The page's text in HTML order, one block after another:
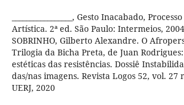
_________________, Gesto Inacabado,
Artística. 2ª ed. São Paulo: Intermeios,
SOBRINHO, Gilberto Alexandre. O
Trilogia da Bicha Preta, de Juan
estéticas das resistências. Dossiê
das/nas imagens. Revista Logos 52, vol. 27
UERJ, 2020